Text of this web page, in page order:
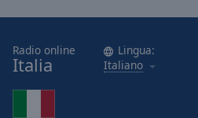
Radio online
Italia
Lingua:
Italiano